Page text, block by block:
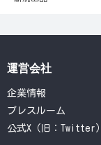
運営会社
企業情報
プレスルーム
公式X（旧：Twitter）